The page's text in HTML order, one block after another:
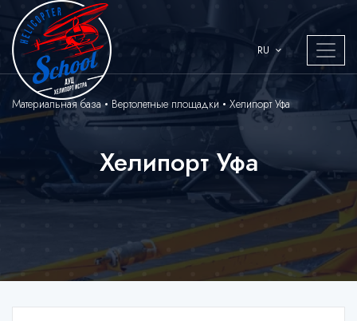
RU
Материальная база Вертолетные площадки Хелипорт Уфа
Хелипорт Уфа